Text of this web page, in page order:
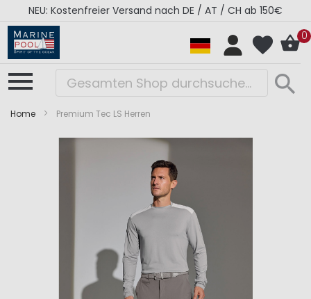
NEU: Kostenfreier Versand nach DE / AT / CH ab 150€
0
Home Premium Tec LS Herren